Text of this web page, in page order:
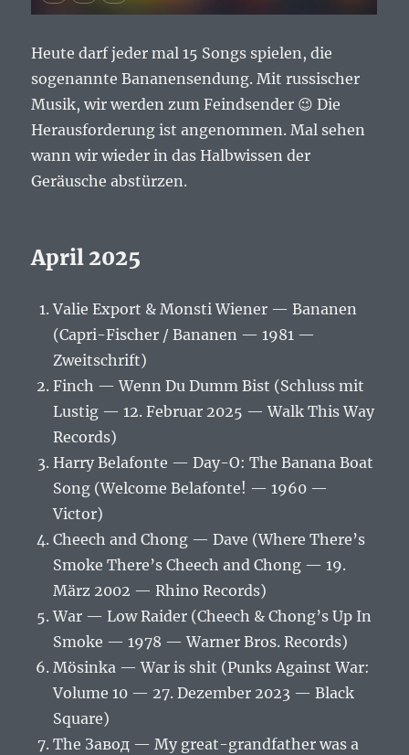
Heute darf jeder mal 15 Songs spielen, die
sogenannte Bananensendung. Mit russischer
Musik, wir werden zum Feindsender 😉 Die
Herausforderung ist angenommen. Mal sehen
wann wir wieder in das Halbwissen der
Geräusche abstürzen.
April 2025
Valie Export & Monsti Wiener — Bananen
(Capri-Fischer / Bananen — 1981 —
Zweitschrift)
Finch — Wenn Du Dumm Bist (Schluss mit
Lustig — 12. Februar 2025 — Walk This Way
Records)
Harry Belafonte — Day-O: The Banana Boat
Song (Welcome Belafonte! — 1960 —
Victor)
Cheech and Chong — Dave (Where There’s
Smoke There’s Cheech and Chong — 19.
März 2002 — Rhino Records)
War — Low Raider (Cheech & Chong’s Up In
Smoke — 1978 — Warner Bros. Records)
Mösinka — War is shit (Punks Against War:
Volume 10 — 27. Dezember 2023 — Black
Square)
The Завод — My great-grandfather was a